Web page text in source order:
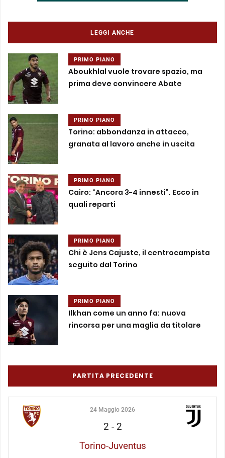
LEGGI ANCHE
PRIMO PIANO
Aboukhlal vuole trovare spazio, ma
prima deve convincere Abate
PRIMO PIANO
Torino: abbondanza in attacco,
granata al lavoro anche in uscita
PRIMO PIANO
Cairo: “Ancora 3-4 innesti”. Ecco in
quali reparti
PRIMO PIANO
Chi è Jens Cajuste, il centrocampista
seguito dal Torino
PRIMO PIANO
Ilkhan come un anno fa: nuova
rincorsa per una maglia da titolare
PARTITA PRECEDENTE
24 Maggio 2026
2 - 2
Torino-Juventus